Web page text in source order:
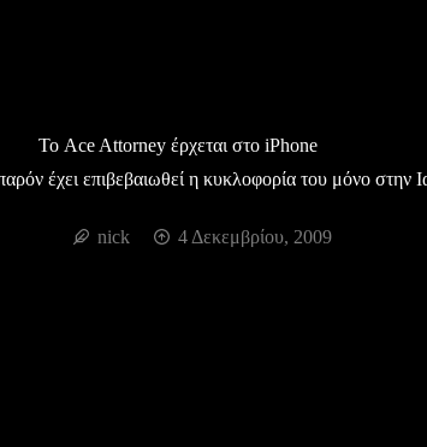
Το Ace Attorney έρχεται στο iPhone
έχει επιβεβαιωθεί η κυκλοφορία του μόνο στην
nick 4 Δεκεμβρίου, 2009